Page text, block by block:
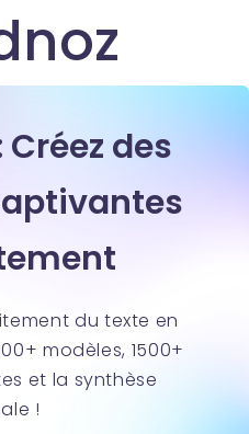
Créez des
du texte en
modèles, 1500+
et la synthèse
!